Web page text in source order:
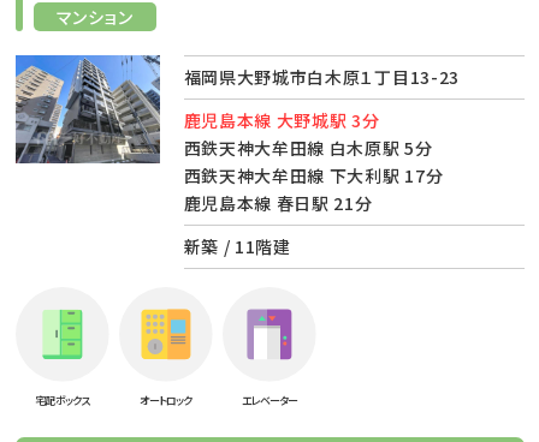
マンション
福岡県大野城市白木原１丁目13-23
鹿児島本線 大野城駅 3分
西鉄天神大牟田線 白木原駅 5分
西鉄天神大牟田線 下大利駅 17分
鹿児島本線 春日駅 21分
新築 / 11階建
宅配ボックス オートロック エレベーター